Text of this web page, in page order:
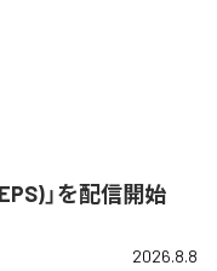
」を配信開始
2026.8.8